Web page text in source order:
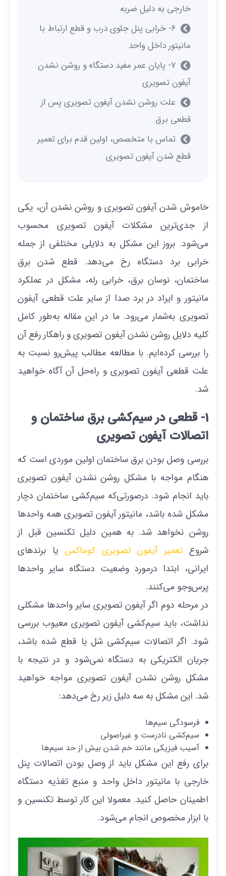
خارجی به دلیل ضربه
6- خرابی پنل جلوی درب و قطع ارتباط با
مانیتور داخل واحد
7- پایان عمر مفید دستگاه و روشن نشدن
آیفون تصویری
علت روشن نشدن آیفون تصویری پس از
قطعی برق
تماس با متخصص، اولین قدم برای تعمیر
قطع شدن آیفون تصویری
خاموش شدن آیفون تصویری و روشن نشدن آن، یکی
از جدی‌ترین مشکلات آیفون تصویری محسوب
می‌شود. بروز این مشکل به دلایلی مختلفی از جمله
خرابی برد دستگاه رخ می‌دهد. قطع شدن برق
ساختمان، نوسان برق، خرابی رله، مشکل در عملکرد
مانیتور و ایراد در برد صدا از سایر علت قطعی آیفون
تصویری به‌شمار می‌رود. ما در این مقاله به‌طور کامل
کلیه دلایل روشن نشدن آیفون تصویری و راهکار رفع آن
را بررسی کرده‌ایم. با مطالعه مطالب پیش‌رو نسبت به
علت قطعی آیفون تصویری و راه‌حل آن آگاه خواهید
شد.
1- قطعی در سیم‌کشی برق ساختمان و
اتصالات آیفون تصویری
بررسی وصل بودن برق ساختمان اولین موردی است که
هنگام مواجه با مشکل روشن نشدن آیفون تصویری
باید انجام شود. درصورتی‌که سیم‌کشی ساختمان دچار
مشکل شده باشد، مانیتور آیفون تصویری همه واحدها
روشن نخواهد شد. به همین دلیل تکنسین قبل از
شروعتعمیر آیفون تصویری کوماکسیا برند‌های
ایرانی، ابتدا درمورد وضعیت دستگاه سایر واحد‌ها
پرس‌وجو می‌کنند.
در مرحله دوم اگر آیفون تصویری سایر واحد‌ها مشکلی
نداشت، باید سیم‌کشی آیفون تصویری معیوب بررسی
شود. اگر اتصالات سیم‌‌کشی شل یا قطع شده باشد،
جریان الکتریکی به دستگاه نمی‌شود و در نتیجه با
مشکل روشن نشدن آیفون تصویری مواجه خواهید
شد. این مشکل به سه دلیل زیر رخ می‌دهد:
فرسودگی سیم‌ها
سیم‌کشی نادرست و غیر‌اصولی
آسیب فیزیکی مانند خم شدن بیش از حد سیم‌ها
برای رفع این مشکل باید از وصل بودن اتصالات پنل
خارجی با مانیتور داخل واحد و منبع تغذیه دستگاه
اطمینان حاصل کنید. معمولا این کار توسط تکنسین و
با ابزار مخصوص انجام می‌شود.